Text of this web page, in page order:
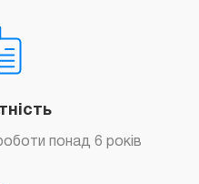
понад 6 років